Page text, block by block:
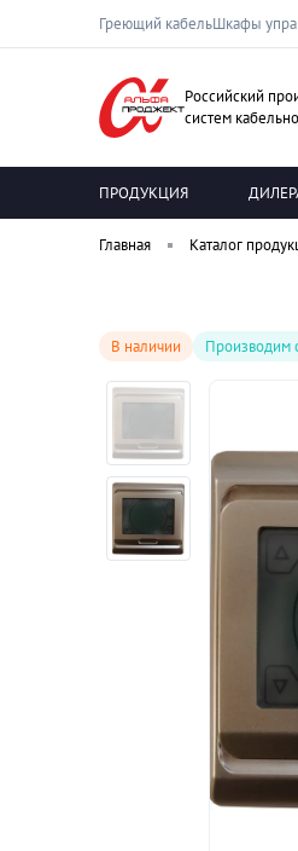
Греющий кабельШкафы
Российский
систем
ПРОДУКЦИЯ
Главная Каталог
В наличии Производим